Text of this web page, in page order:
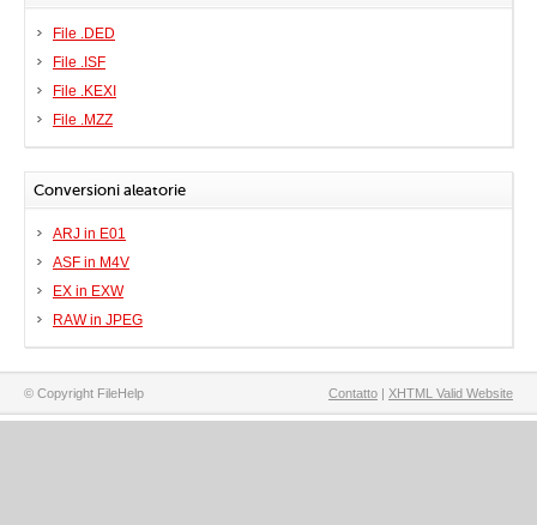
File .DED
File .ISF
File .KEXI
File .MZZ
Conversioni aleatorie
ARJ in E01
ASF in M4V
EX in EXW
RAW in JPEG
© Copyright FileHelp Contatto | XHTML Valid Website